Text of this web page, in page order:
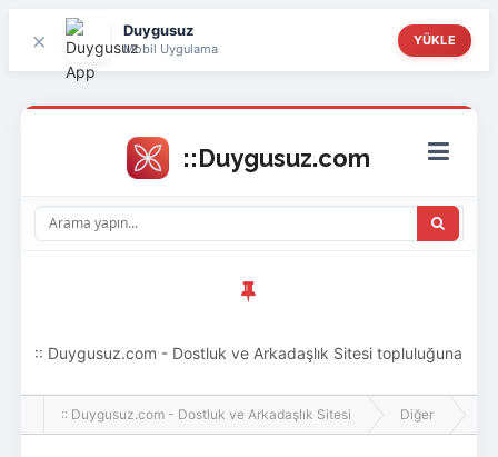
× Duygusuz
Mobil Uygulama
YÜKLE
:: Duygusuz.com - Dostluk ve Arkadaşlık Sitesi topluluğuna
hoş geldin ziyaretçi! Aramıza katılmak istersen kayıt
:: Duygusuz.com - Dostluk ve Arkadaşlık Sitesi Diğer